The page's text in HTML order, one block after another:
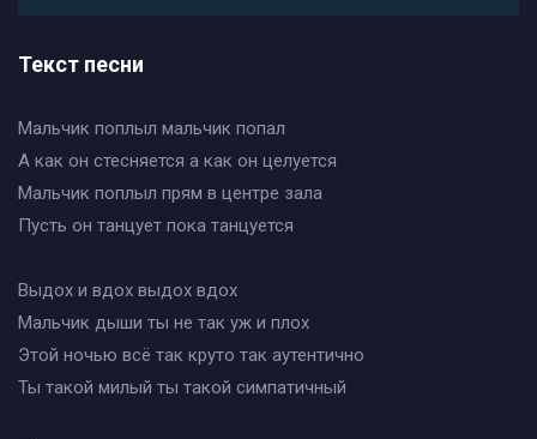
Текст песни
Мальчик поплыл мальчик попал
А как он стесняется а как он целуется
Мальчик поплыл прям в центре зала
Пусть он танцует пока танцуется
Выдох и вдох выдох вдох
Мальчик дыши ты не так уж и плох
Этой ночью всё так круто так аутентично
Ты такой милый ты такой симпатичный